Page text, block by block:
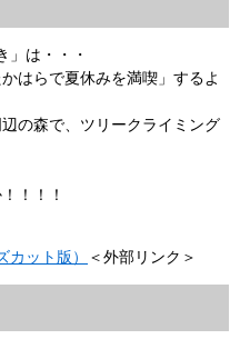
」は・・・
はらで夏休みを満喫」するよ
の森で、ツリークライミング
！！！
カット版） ＜外部リンク＞